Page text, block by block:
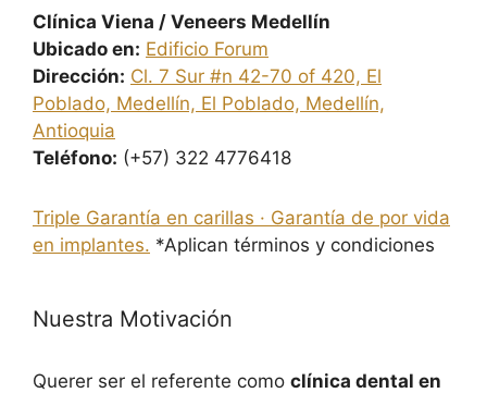
Clínica Viena / Veneers Medellín
Ubicado en: Edificio Forum
Dirección: Cl. 7 Sur #n 42-70 of 420, El
Poblado, Medellín, El Poblado, Medellín,
Antioquia
Teléfono: (+57) 322 4776418
Triple Garantía en carillas · Garantía de por vida
en implantes. *Aplican términos y condiciones
Nuestra Motivación
Querer ser el referente como clínica dental en